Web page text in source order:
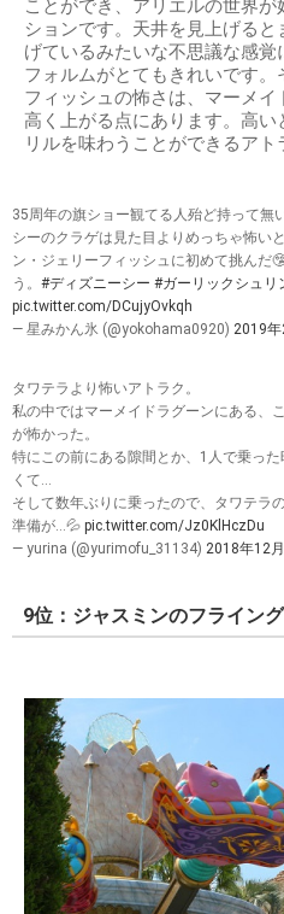
ことができ、アリエルの世界
ションです。天井を見上げる
げているみたいな不思議な感
フォルムがとてもきれいです
フィッシュの怖さは、マーメ
高く上がる点にあります。高
リルを味わうことができるアト
35周年の旗ショー観てる人殆ど持って無
シーのクラゲは見た目よりめっちゃ怖い
ン・ジェリーフィッシュに初めて挑んだ
う。 #ディズニーシー #ガーリックシュリ
pic.twitter.com/DCujyOvkqh
— 星みかん氷 (@yokohama0920) 2019
タワテラより怖いアトラク。
私の中ではマーメイドラグーンにある、
が怖かった。
特にこの前にある隙間とか、1人で乗っ
くて…
そして数年ぶりに乗ったので、タワテラ
準備が…💦 pic.twitter.com/Jz0KlHczDu
— yurina (@yurimofu_31134) 2018年12
9位：ジャスミンのフライン